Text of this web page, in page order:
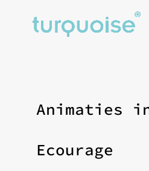
Animaties
Ecourage